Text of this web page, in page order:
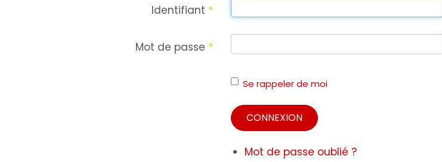
Identifiant *
Mot de passe *
Se rappeler de moi
CONNEXION
Mot de passe oublié ?